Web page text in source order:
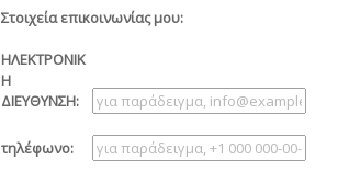
Στοιχεία επικοινωνίας μου:
ΗΛΕΚΤΡΟΝΙΚ
Η
ΔΙΕΥΘΥΝΣΗ:
τηλέφωνο: